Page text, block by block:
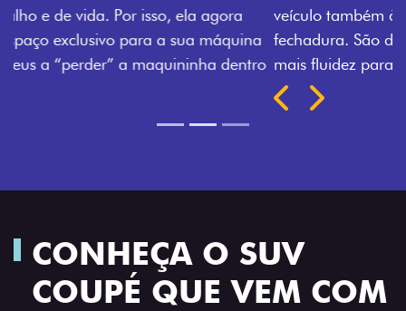
veículo também à distância, e não mais somente pela
fechadura. São detalhes como esse que trazem ainda
mais fluidez para o seu dia de trabalho.
CONHEÇA O SUV
COUPÉ QUE VEM COM